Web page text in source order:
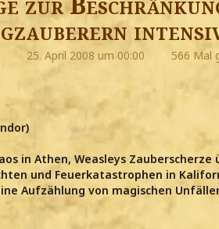
25. April 2008 um 00:00 566 Mal
in Athen, Weasleys
und Feuerkatastrophen in
Aufzählung von magischen